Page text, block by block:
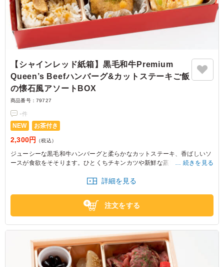
【シャインレッド紙箱】黒毛和牛Premium
Queen’s Beefハンバーグ&カットステーキご飯
の懐石風アソートBOX
商品番号： 79727
-件
NEW お茶付き
2,300円 （税込）
ジューシーな黒毛和牛ハンバーグと柔らかなカットステーキ、香ばしいソ
ースが食欲をそそります。ひとくちチキンカツや新鮮な蒸し野菜が彩りを
い美味しさをお楽しみください。
続きを見る
詳細を見る
注文をする